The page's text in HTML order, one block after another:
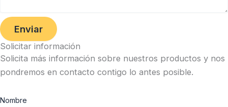
Enviar
Solicitar información
Solicita más información sobre nuestros productos y nos
pondremos en contacto contigo lo antes posible.
Nombre